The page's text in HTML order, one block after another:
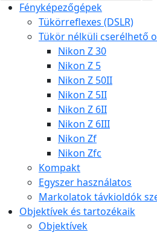
Fényképezőgépek
Tükörreflexes (DSLR)
Tükör nélküli cserélhető
Nikon Z 30
Nikon Z 5
Nikon Z 50II
Nikon Z 5II
Nikon Z 6II
Nikon Z 6III
Nikon Zf
Nikon Zfc
Kompakt
Egyszer használatos
Markolatok távkioldók
Objektívek és tartozékaik
Objektívek